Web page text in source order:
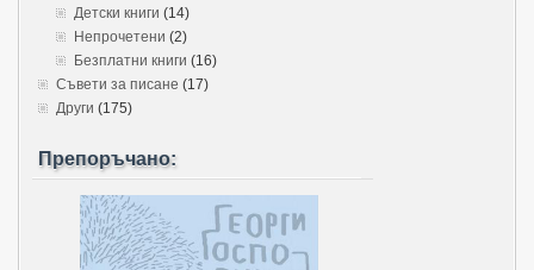
Детски книги (14)
Непрочетени (2)
Безплатни книги (16)
Съвети за писане (17)
Други (175)
Препоръчано: